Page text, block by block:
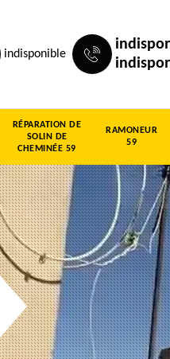
indisponible
RÉPARATION DE
SOLIN DE
CHEMINÉE 59
RAMONEUR
59